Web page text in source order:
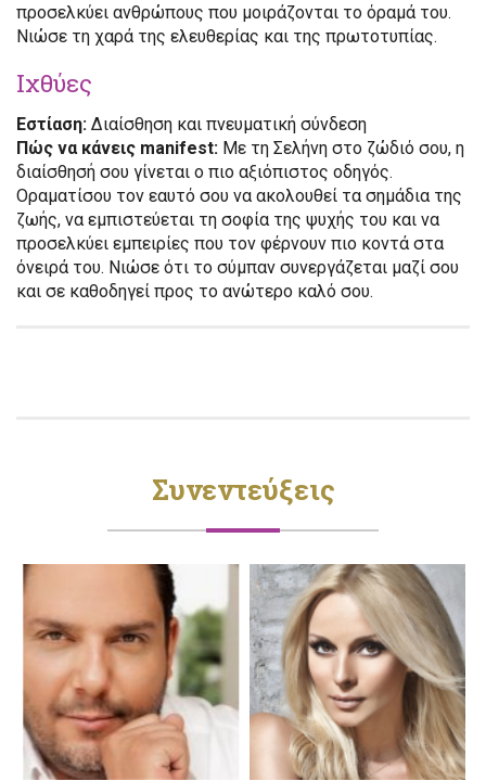
προσελκύει ανθρώπους που μοιράζονται το όραμά του.
Νιώσε τη χαρά της ελευθερίας και της πρωτοτυπίας.
Ιχθύες
Εστίαση: Διαίσθηση και πνευματική σύνδεση
Πώς να κάνεις manifest: Με τη Σελήνη στο ζώδιό σου, η
διαίσθησή σου γίνεται ο πιο αξιόπιστος οδηγός.
Οραματίσου τον εαυτό σου να ακολουθεί τα σημάδια της
ζωής, να εμπιστεύεται τη σοφία της ψυχής του και να
προσελκύει εμπειρίες που τον φέρνουν πιο κοντά στα
όνειρά του. Νιώσε ότι το σύμπαν συνεργάζεται μαζί σου
και σε καθοδηγεί προς το ανώτερο καλό σου.
Συνεντεύξεις